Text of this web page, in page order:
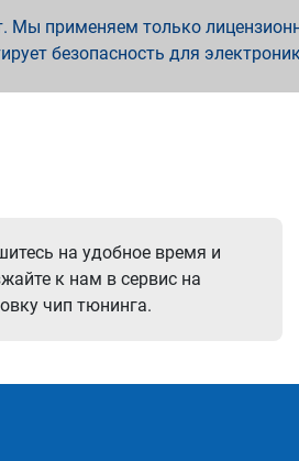
применяем только
безопасность для
на удобное время и
к нам в сервис на
чип тюнинга.